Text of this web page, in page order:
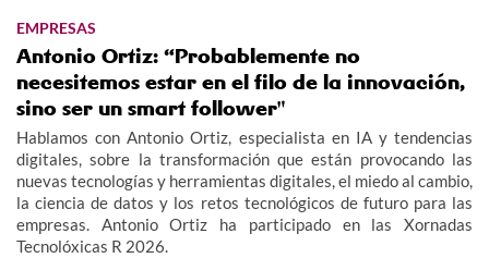
EMPRESAS
Antonio Ortiz: “Probablemente no
necesitemos estar en el filo de la innovación,
sino ser un smart follower"
Hablamos con Antonio Ortiz, especialista en IA y tendencias
digitales, sobre la transformación que están provocando las
nuevas tecnologías y herramientas digitales, el miedo al cambio,
la ciencia de datos y los retos tecnológicos de futuro para las
empresas. Antonio Ortiz ha participado en las Xornadas
Tecnolóxicas R 2026.